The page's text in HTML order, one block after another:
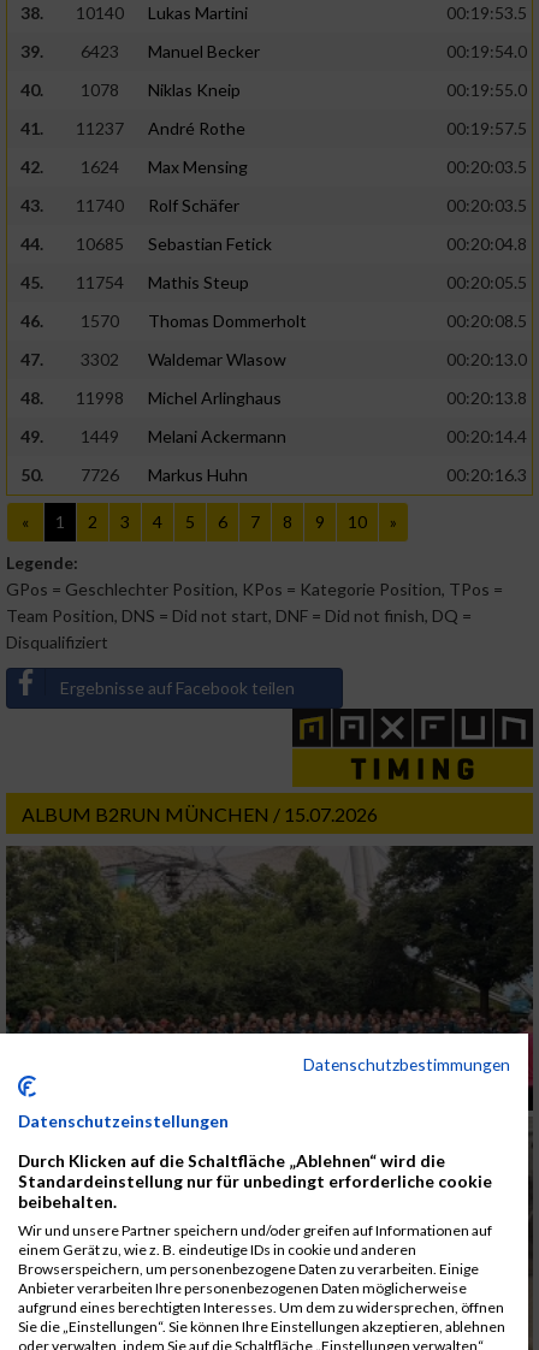
38.
10140 Lukas Martini
00:19:53.5
39.
6423 Manuel Becker
00:19:54.0
40.
1078 Niklas Kneip
00:19:55.0
41.
11237 André Rothe
00:19:57.5
42.
1624 Max Mensing
00:20:03.5
43.
11740 Rolf Schäfer
00:20:03.5
44.
10685 Sebastian Fetick
00:20:04.8
45.
11754 Mathis Steup
00:20:05.5
46.
1570 Thomas Dommerholt
00:20:08.5
47.
3302 Waldemar Wlasow
00:20:13.0
48.
11998 Michel Arlinghaus
00:20:13.8
49.
1449 Melani Ackermann
00:20:14.4
50.
7726 Markus Huhn 00:20:16.3
« 1 2 3 4 5 6 7 8 9 10
»
Legende:
GPos = Geschlechter Position, KPos = Kategorie Position, TPos =
Team Position, DNS = Did not start, DNF = Did not finish, DQ =
Disqualifiziert
Ergebnisse auf Facebook teilen
ALBUM B2RUN MÜNCHEN / 15.07.2026
Datenschutzbestimmungen
Datenschutzeinstellungen
Durch Klicken auf die Schaltfläche „Ablehnen“ wird die
Standardeinstellung nur für unbedingt erforderliche cookie
beibehalten.
Wir und unsere Partner speichern und/oder greifen auf Informationen auf
einem Gerät zu, wie z. B. eindeutige IDs in cookie und anderen
Browserspeichern, um personenbezogene Daten zu verarbeiten. Einige
Anbieter verarbeiten Ihre personenbezogenen Daten möglicherweise
aufgrund eines berechtigten Interesses. Um dem zu widersprechen, öffnen
Sie die „Einstellungen“. Sie können Ihre Einstellungen akzeptieren, ablehnen
oder verwalten, indem Sie auf die Schaltfläche „Einstellungen verwalten“